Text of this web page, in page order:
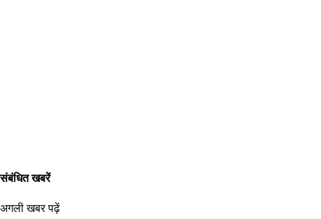
संबंधित खबरें
अगली खबर पढ़ें